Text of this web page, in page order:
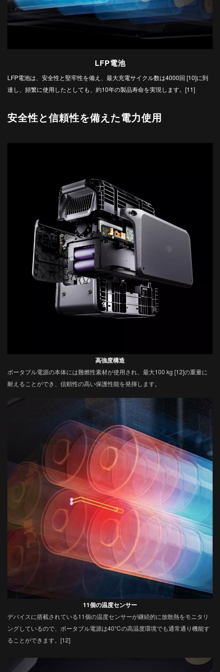
LFP電池
LFP電池は、安全性と堅牢性を備え、最大充電サイクル数は4000回 ‌[10]‌に到
達し、頻繁に使用したとしても、約10年の製品寿命を実現します。[11]
安全性と信頼性を備えた電力使用
高強度構造
ポータブル電源の本体には難燃性素材が使用され、最大100 kg [12]の重量に
耐えることができ、信頼性の高い保護性能を発揮します。
11個の温度センサー
‌デバイスに搭載されている11個の温度センサーが継続的に放散熱をモニタリ
ングしているので、ポータブル電源は40℃の高温度環境でも通常通り機能す
ることができます。[12]